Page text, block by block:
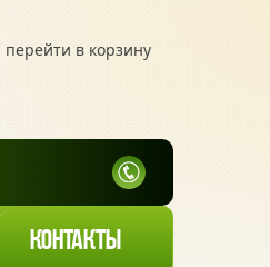
перейти в корзину
КОНТАКТЫ